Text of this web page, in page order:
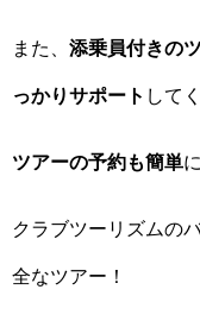
また、 添乗員付きの
っかりサポート して
ツアーの予約も簡単
クラブツーリズムの
全なツアー！